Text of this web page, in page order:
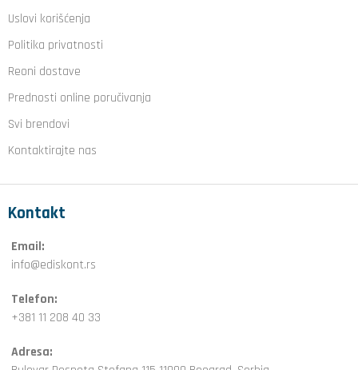
Uslovi korišćenja
Politika privatnosti
Reoni dostave
Prednosti online poručivanja
Svi brendovi
Kontaktirajte nas
Kontakt
Email:
info@ediskont.rs
Telefon:
+381 11 208 40 33
Adresa: